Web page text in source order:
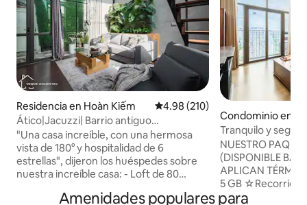
Residencia en Hoàn Kiếm Calificación promedio: 4.98 de
4.98 (210)
Ático|Jacuzzi| Barrio antiguo
|KitchenlNetflixTV
"Una casa increíble, con una hermosa
vista de 180° y hospitalidad de 6
estrellas", dijeron los huéspedes sobre
nuestra increíble casa: - Loft de 80
panorámica) - Jacuzzi - Lavadora y
Condominio en
Tranquilo y
Excursiones y
NUESTRO
(DISPONIBLE
APLICAN
5 GB ☆Recorrido
cortesía
Amenidades populares para